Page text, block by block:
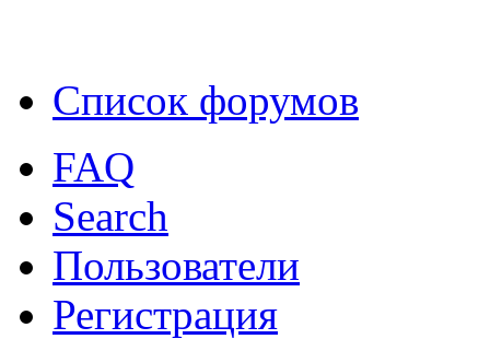
Список форумов
FAQ
Search
Пользователи
Регистрация